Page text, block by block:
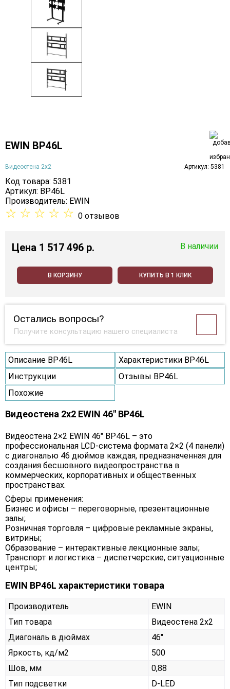
EWIN BP46L
Видеостена 2x2 Артикул: 5381
Код товара: 5381
Артикул: BP46L
Производитель: EWIN
☆ ☆ ☆ ☆ ☆ 0 отзывов
Цена 1 517 496 p. В наличии
В КОРЗИНУ КУПИТЬ В 1 КЛИК
Остались вопросы?
Получите консультацию нашего специалиста
Описание BP46L
Характеристики BP46L
Инструкции
Отзывы BP46L
Похожие
Видеостена 2x2 EWIN 46" BP46L
Видеостена 2×2 EWIN 46" BP46L – это
профессиональная LCD-система формата 2×2 (4 панели)
с диагональю 46 дюймов каждая, предназначенная для
создания бесшовного видеопространства в
коммерческих, корпоративных и общественных
пространствах.
Сферы применения:
Бизнес и офисы – переговорные, презентационные
залы;
Розничная торговля – цифровые рекламные экраны,
витрины;
Образование – интерактивные лекционные залы;
Транспорт и логистика – диспетчерские, ситуационные
центры;
EWIN BP46L характеристики товара
Производитель
EWIN
Тип товара
Видеостена 2х2
Диагональ в дюймах
46"
Яркость, кд/м2
500
Шов, мм
0,88
Тип подсветки
D-LED